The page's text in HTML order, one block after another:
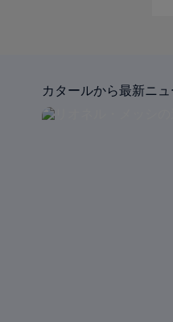
カタールから最新ニュ